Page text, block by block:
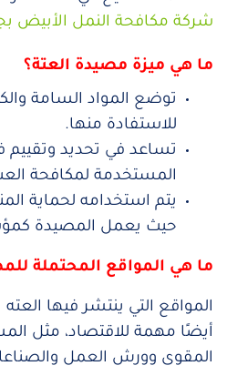
شركة مكافحة النمل الأبيض
ما هي ميزة مصيدة العتة؟
توضع المواد السامة
للاستفادة منها.
تساعد في تحديد وتقييم
المستخدمة لمكافحة
يتم استخدامه لحماية
حيث يعمل المصيدة
ما هي المواقع المحتملة
المواقع التي ينتشر فيها
أيضًا مهمة للاقتصاد، مثل
المقوى وورش العمل